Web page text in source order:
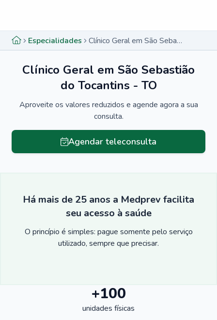
Especialidades Clínico Geral em São Sebastião do Tocantins - TO
Clínico Geral em São Sebastião
do Tocantins - TO
Aproveite os valores reduzidos e agende agora a sua
consulta.
Agendar teleconsulta
Há mais de 25 anos a Medprev facilita
seu acesso à saúde
O princípio é simples: pague somente pelo serviço
utilizado, sempre que precisar.
+100
unidades físicas